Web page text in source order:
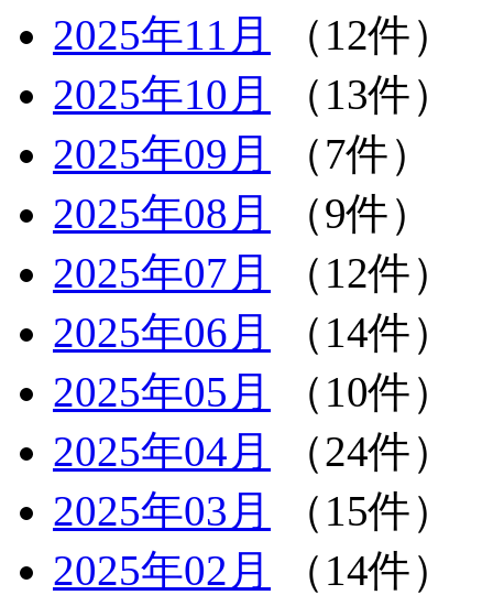
2025年11月
（12件）
2025年10月
（13件）
2025年09月
（7件）
2025年08月
（9件）
2025年07月
（12件）
2025年06月
（14件）
2025年05月
（10件）
2025年04月
（24件）
2025年03月
（15件）
2025年02月
（14件）